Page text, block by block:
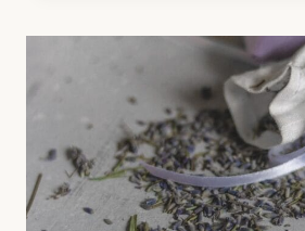
DES
PÉRIODES
OÙ
L’ON
TIENT
SUR
LA
CORDE
RAIDE